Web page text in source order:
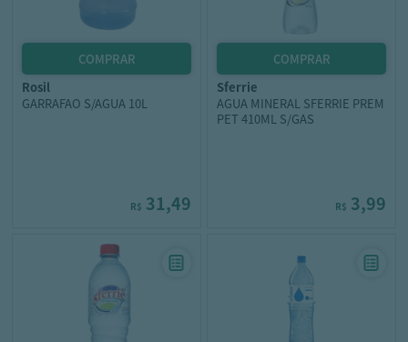
rosil
GARRAFAO S/AGUA 10L
R$ 31,49
sferrie
AGUA MINERAL SFERRIE PREM
PET 410ML S/GAS
R$ 3,99